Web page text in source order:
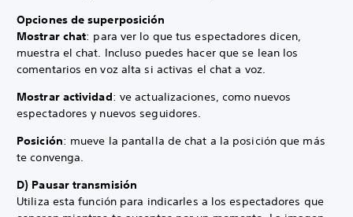
Opciones de superposición
Mostrar chat: para ver lo que tus espectadores dicen,
muestra el chat. Incluso puedes hacer que se lean los
comentarios en voz alta si activas el chat a voz.
Mostrar actividad: ve actualizaciones, como nuevos
espectadores y nuevos seguidores.
Posición: mueve la pantalla de chat a la posición que más
te convenga.
D) Pausar transmisión
Utiliza esta función para indicarles a los espectadores que